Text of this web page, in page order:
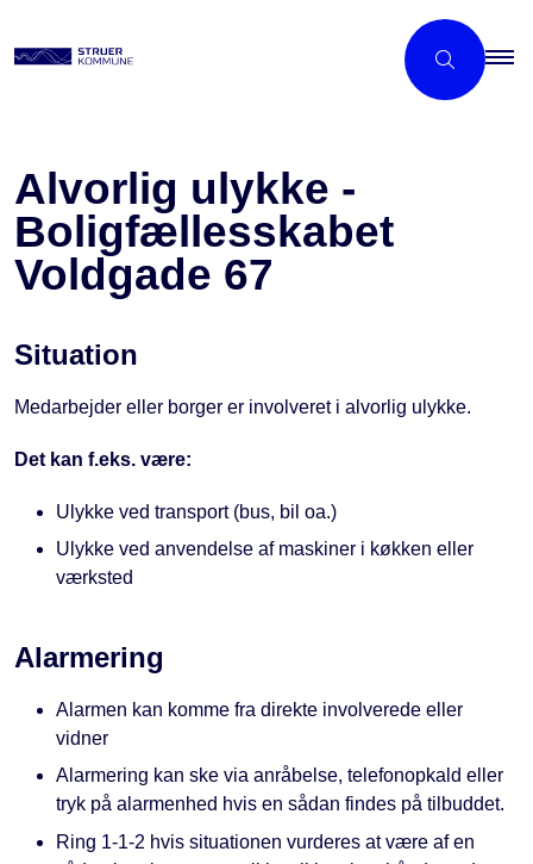
Alvorlig ulykke -
Boligfællesskabet
Voldgade 67
Situation
Medarbejder eller borger er involveret i alvorlig ulykke.
Det kan f.eks. være:
Ulykke ved transport (bus, bil oa.)
Ulykke ved anvendelse af maskiner i køkken eller
værksted
Alarmering
Alarmen kan komme fra direkte involverede eller
vidner
Alarmering kan ske via anråbelse, telefonopkald eller
tryk på alarmenhed hvis en sådan findes på tilbuddet.
Ring 1-1-2 hvis situationen vurderes at være af en